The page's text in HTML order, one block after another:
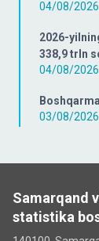
04/08/2026
2026-
338,9 trln
04/08/2026
03/08/2026
Samarqand
statistika